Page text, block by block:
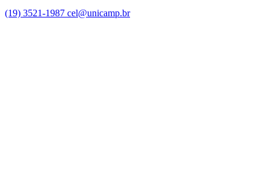
(19) 3521-1987 cel@unicamp.br